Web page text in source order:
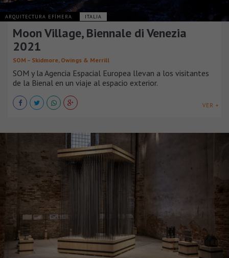
ARQUITECTURA EFÍMERA ITALIA
Moon Village, Biennale di Venezia
2021
SOM – Skidmore, Owings & Merrill
SOM y la Agencia Espacial Europea llevan a los visitantes
de la Bienal en un viaje al espacio exterior.
VER +